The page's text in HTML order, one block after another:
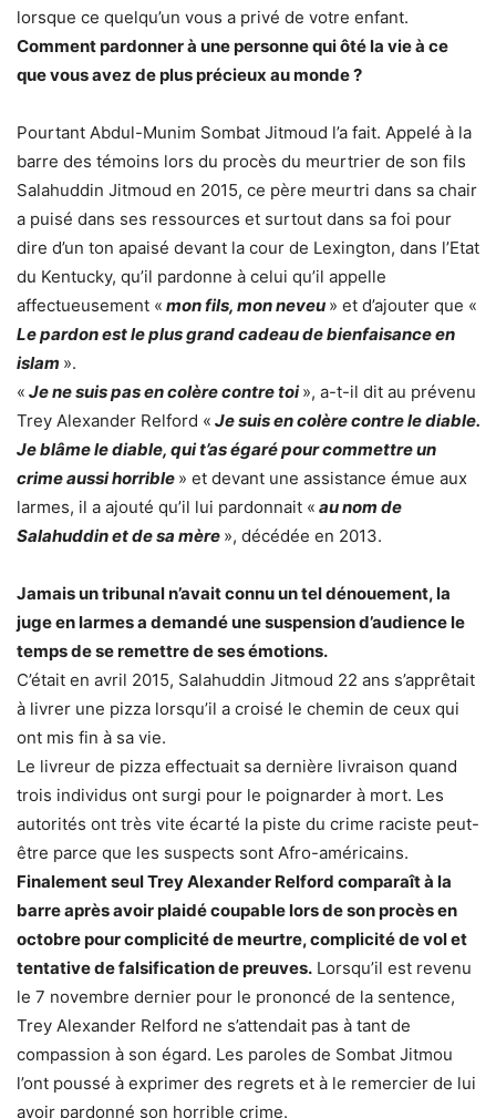
lorsque ce quelqu’un vous a privé de votre enfant.
Comment pardonner à une personne qui ôté la vie à ce
que vous avez de plus précieux au monde ?
Pourtant Abdul-Munim Sombat Jitmoud l’a fait. Appelé à la
barre des témoins lors du procès du meurtrier de son fils
Salahuddin Jitmoud en 2015, ce père meurtri dans sa chair
a puisé dans ses ressources et surtout dans sa foi pour
dire d’un ton apaisé devant la cour de Lexington, dans l’Etat
du Kentucky, qu’il pardonne à celui qu’il appelle
affectueusement « mon fils, mon neveu » et d’ajouter que «
Le pardon est le plus grand cadeau de bienfaisance en
islam ».
« Je ne suis pas en colère contre toi », a-t-il dit au prévenu
Trey Alexander Relford « Je suis en colère contre le diable.
Je blâme le diable, qui t’as égaré pour commettre un
crime aussi horrible » et devant une assistance émue aux
larmes, il a ajouté qu’il lui pardonnait « au nom de
Salahuddin et de sa mère », décédée en 2013.
Jamais un tribunal n’avait connu un tel dénouement, la
juge en larmes a demandé une suspension d’audience le
temps de se remettre de ses émotions.
C’était en avril 2015, Salahuddin Jitmoud 22 ans s’apprêtait
à livrer une pizza lorsqu’il a croisé le chemin de ceux qui
ont mis fin à sa vie.
Le livreur de pizza effectuait sa dernière livraison quand
trois individus ont surgi pour le poignarder à mort. Les
autorités ont très vite écarté la piste du crime raciste peut-
être parce que les suspects sont Afro-américains.
Finalement seul Trey Alexander Relford comparaît à la
barre après avoir plaidé coupable lors de son procès en
octobre pour complicité de meurtre, complicité de vol et
tentative de falsification de preuves. Lorsqu’il est revenu
le 7 novembre dernier pour le prononcé de la sentence,
Trey Alexander Relford ne s’attendait pas à tant de
compassion à son égard. Les paroles de Sombat Jitmou
l’ont poussé à exprimer des regrets et à le remercier de lui
avoir pardonné son horrible crime.